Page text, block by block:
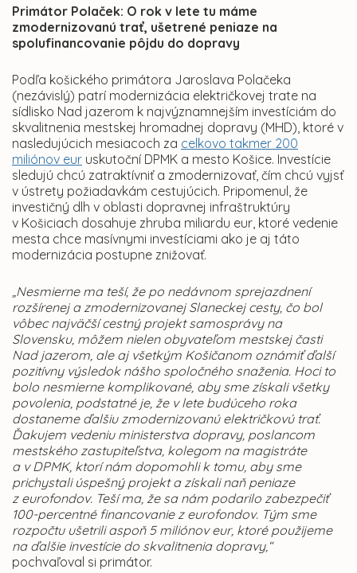
Primátor Polaček: O rok v lete tu máme
zmodernizovanú trať, ušetrené peniaze na
spolufinancovanie pôjdu do dopravy
Podľa košického primátora Jaroslava Polačeka
(nezávislý) patrí modernizácia električkovej trate na
sídlisko Nad jazerom k najvýznamnejším investíciám do
skvalitnenia mestskej hromadnej dopravy (MHD), ktoré v
nasledujúcich mesiacoch za celkovo takmer 200
miliónov eur uskutoční DPMK a mesto Košice. Investície
sledujú chcú zatraktívniť a zmodernizovať, čím chcú vyjsť
v ústrety požiadavkám cestujúcich. Pripomenul, že
investičný dlh v oblasti dopravnej infraštruktúry
v Košiciach dosahuje zhruba miliardu eur, ktoré vedenie
mesta chce masívnymi investíciami ako je aj táto
modernizácia postupne znižovať.
„Nesmierne ma teší, že po nedávnom sprejazdnení
rozšírenej a zmodernizovanej Slaneckej cesty, čo bol
vôbec najväčší cestný projekt samosprávy na
Slovensku, môžem nielen obyvateľom mestskej časti
Nad jazerom, ale aj všetkým Košičanom oznámiť ďalší
pozitívny výsledok nášho spoločného snaženia. Hoci to
bolo nesmierne komplikované, aby sme získali všetky
povolenia, podstatné je, že v lete budúceho roka
dostaneme ďalšiu zmodernizovanú električkovú trať.
Ďakujem vedeniu ministerstva dopravy, poslancom
mestského zastupiteľstva, kolegom na magistráte
a v DPMK, ktorí nám dopomohli k tomu, aby sme
prichystali úspešný projekt a získali naň peniaze
z eurofondov. Teší ma, že sa nám podarilo zabezpečiť
100-percentné financovanie z eurofondov. Tým sme
rozpočtu ušetrili aspoň 5 miliónov eur, ktoré použijeme
na ďalšie investície do skvalitnenia dopravy,“
pochvaľoval si primátor.